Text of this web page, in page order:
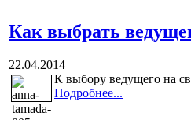
Как выбрать
22.04.2014
К выбору ведущего на
Подробнее...